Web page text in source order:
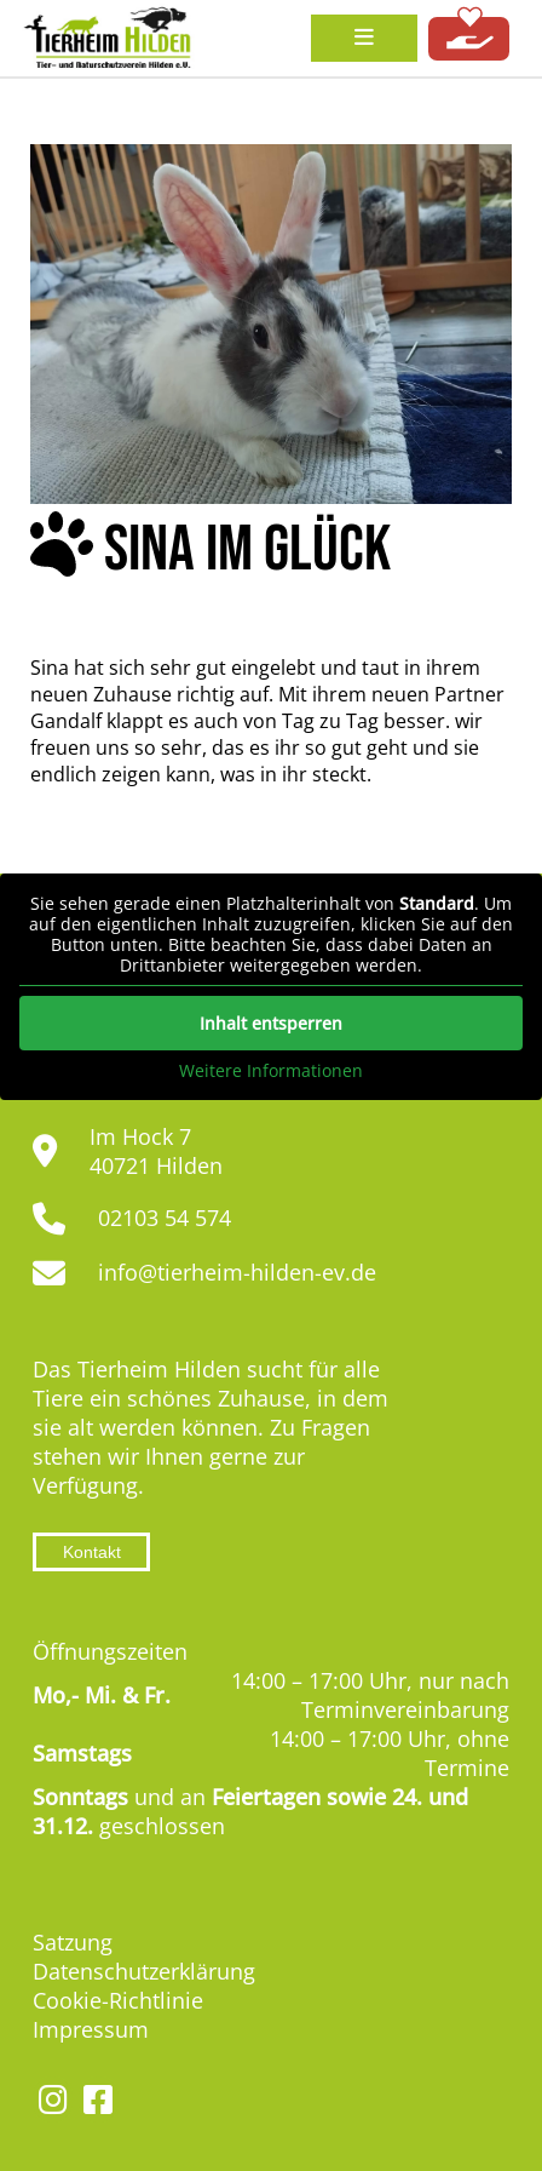
SINA IM GLÜCK
Sina hat sich sehr gut eingelebt und taut in ihrem
neuen Zuhause richtig auf. Mit ihrem neuen Partner
Gandalf klappt es auch von Tag zu Tag besser. wir
freuen uns so sehr, das es ihr so gut geht und sie
endlich zeigen kann, was in ihr steckt.
Sie sehen gerade einen Platzhalterinhalt von Standard. Um
auf den eigentlichen Inhalt zuzugreifen, klicken Sie auf den
Button unten. Bitte beachten Sie, dass dabei Daten an
Drittanbieter weitergegeben werden.
Inhalt entsperren
Weitere Informationen
Im Hock 7
40721 Hilden
02103 54 574
info@tierheim-hilden-ev.de
Das Tierheim Hilden sucht für alle
Tiere ein schönes Zuhause, in dem
sie alt werden können. Zu Fragen
stehen wir Ihnen gerne zur
Verfügung.
Kontakt
Öffnungszeiten
Mo,- Mi. & Fr.
14:00 – 17:00 Uhr, nur nach
Terminvereinbarung
Samstags
14:00 – 17:00 Uhr, ohne
Termine
Sonntags und an Feiertagen sowie 24. und
31.12. geschlossen
Satzung
Datenschutzerklärung
Cookie-Richtlinie
Impressum